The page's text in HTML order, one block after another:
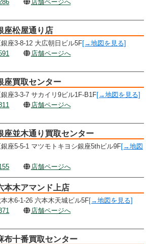
店舗ページへ
座松屋通り店
座3-8-12 大広朝日ビル5F[→地図を見る]
店舗ページへ
座買取センター
座3-3-7 サカイリ9ビル1F-B1F[→地図を見る]
店舗ページへ
座並木通り買取センター
座5-5-1 マツモトキヨシ銀座5thビル9F[→地図
店舗ページへ
本木アマンド上店
木6-1-26 六本木天城ビル5F[→地図を見る]
店舗ページへ
布十番買取センター